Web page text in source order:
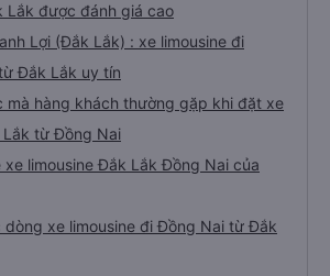
Lắk được đánh giá cao
Lợi (Đắk Lắk) : xe limousine đi
Đắk Lắk uy tín
mà hàng khách thường gặp khi đặt xe
Lắk từ Đồng Nai
limousine Đắk Lắk Đồng Nai của
dòng xe limousine đi Đồng Nai từ Đắk